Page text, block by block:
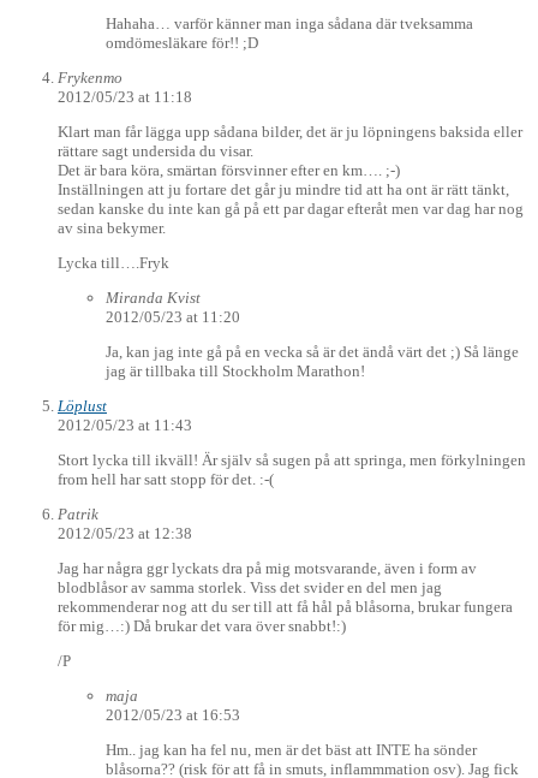
Hahaha… varför känner man inga sådana där tveksamma
omdömesläkare för!! ;D
Frykenmo
2012/05/23 at 11:18
Klart man får lägga upp sådana bilder, det är ju löpningens baksida eller
rättare sagt undersida du visar.
Det är bara köra, smärtan försvinner efter en km…. ;-)
Inställningen att ju fortare det går ju mindre tid att ha ont är rätt tänkt,
sedan kanske du inte kan gå på ett par dagar efteråt men var dag har nog
av sina bekymer.
Lycka till….Fryk
Miranda Kvist
2012/05/23 at 11:20
Ja, kan jag inte gå på en vecka så är det ändå värt det ;) Så länge
jag är tillbaka till Stockholm Marathon!
Löplust
2012/05/23 at 11:43
Stort lycka till ikväll! Är själv så sugen på att springa, men förkylningen
from hell har satt stopp för det. :-(
Patrik
2012/05/23 at 12:38
Jag har några ggr lyckats dra på mig motsvarande, även i form av
blodblåsor av samma storlek. Viss det svider en del men jag
rekommenderar nog att du ser till att få hål på blåsorna, brukar fungera
för mig…:) Då brukar det vara över snabbt!:)
/P
maja
2012/05/23 at 16:53
Hm.. jag kan ha fel nu, men är det bäst att INTE ha sönder
blåsorna?? (risk för att få in smuts, inflammmation osv). Jag fick